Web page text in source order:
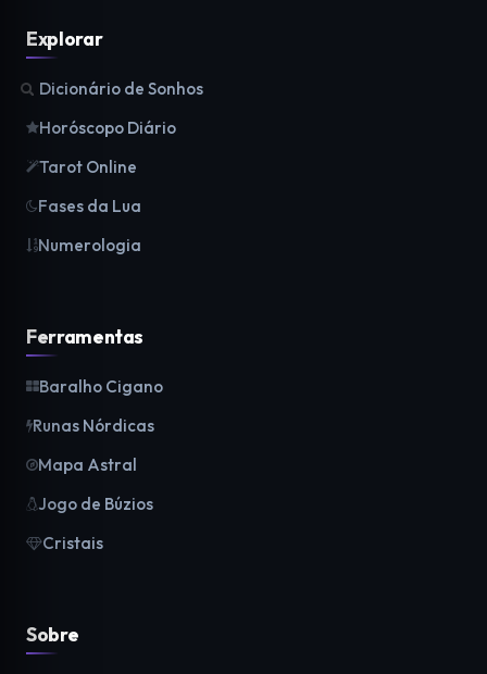
Explorar
Dicionário de Sonhos
Horóscopo Diário
Tarot Online
Fases da Lua
Numerologia
Ferramentas
Baralho Cigano
Runas Nórdicas
Mapa Astral
Jogo de Búzios
Cristais
Sobre